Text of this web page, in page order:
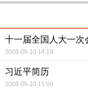
十一届全国人大一次
2008-06-10 14:19
习近平简历
2008-06-10 15:00